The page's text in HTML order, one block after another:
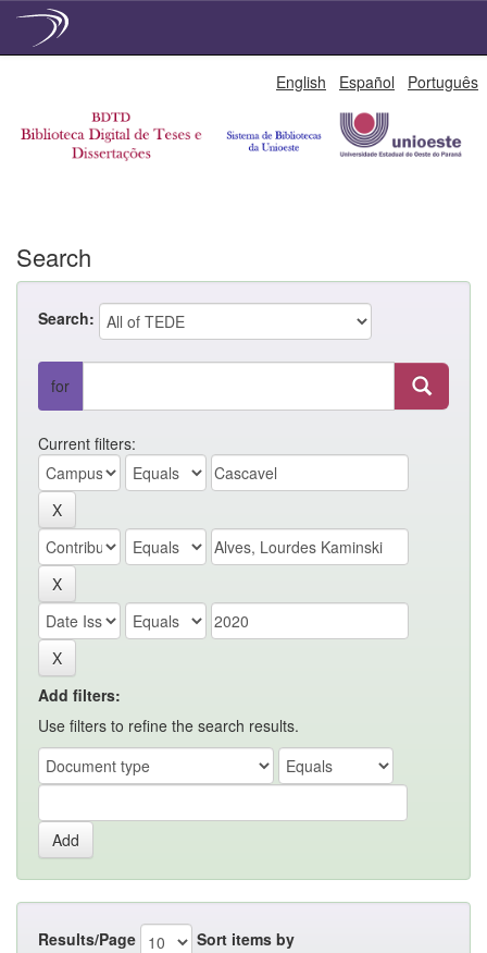
English Español Português
Search
Search:
for
Current filters:
Add filters:
Use filters to refine the search results.
Results/Page Sort items by